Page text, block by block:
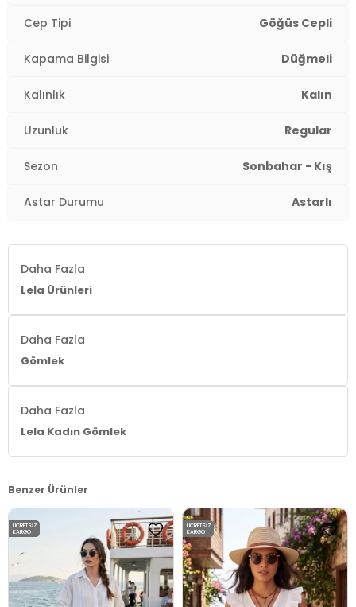
Cep Tipi Göğüs Cepli
Kapama Bilgisi Düğmeli
Kalınlık Kalın
Uzunluk Regular
Sezon Sonbahar - Kış
Astar Durumu Astarlı
Daha Fazla
Lela Ürünleri
Daha Fazla
Gömlek
Daha Fazla
Lela Kadın Gömlek
Benzer Ürünler
ÜCRETSIZ
KARGO
ÜCRETSIZ
KARGO